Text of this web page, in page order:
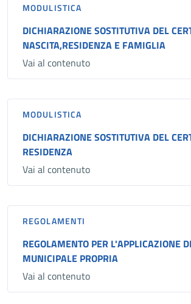
MODULISTICA
DICHIARAZIONE SOSTITUTIVA DEL
NASCITA,RESIDENZA E FAMIGLIA
Vai al contenuto
MODULISTICA
DICHIARAZIONE SOSTITUTIVA DEL
RESIDENZA
Vai al contenuto
REGOLAMENTI
REGOLAMENTO PER L'APPLICAZIONE
MUNICIPALE PROPRIA
Vai al contenuto